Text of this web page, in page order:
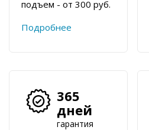
подъем - от 300 руб.
Подробнее
365
дней
гарантия